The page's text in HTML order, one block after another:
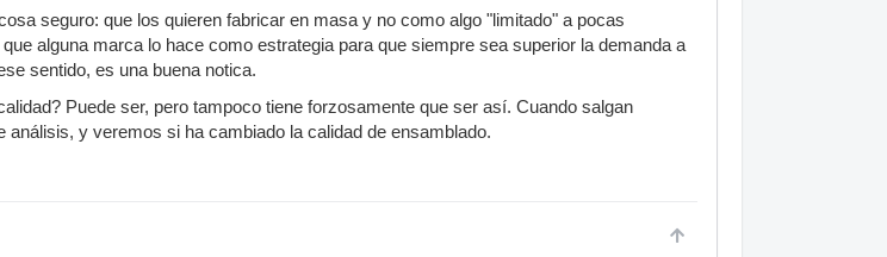
seguro: que los quieren fabricar en masa y no como algo "limitado" a pocas
alguna marca lo hace como estrategia para que siempre sea superior la demanda a
sentido, es una buena notica.
Puede ser, pero tampoco tiene forzosamente que ser así. Cuando salgan
y veremos si ha cambiado la calidad de ensamblado.